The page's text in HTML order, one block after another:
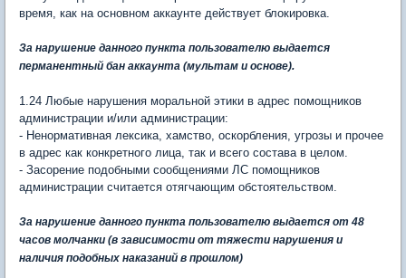
время, как на основном аккаунте действует блокировка.
За нарушение данного пункта пользователю выдается
перманентный бан аккаунта (мультам и основе).
1.24 Любые нарушения моральной этики в адрес помощников
администрации и/или администрации:
- Ненормативная лексика, хамство, оскорбления, угрозы и прочее
в адрес как конкретного лица, так и всего состава в целом.
- Засорение подобными сообщениями ЛС помощников
администрации считается отягчающим обстоятельством.
За нарушение данного пункта пользователю выдается от 48
часов молчанки (в зависимости от тяжести нарушения и
наличия подобных наказаний в прошлом)